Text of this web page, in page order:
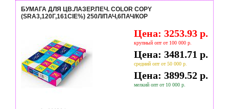
БУМАГА ДЛЯ ЦВ.ЛАЗЕР.ПЕЧ. COLOR COPY
(SRA3,120Г,161CIE%) 250Л/ПАЧ,6ПАЧ/КОР
Цена: 3253.93 р.
крупный опт от 100 000 р.
Цена: 3481.71 р.
средний опт от 50 000 р.
Цена: 3899.52 р.
мелкий опт от 10 000 р.